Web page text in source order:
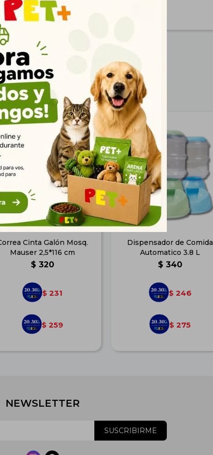
Características
que te pueden interesar
Cinta Galón Mosq.
Mauser 2,5*116 cm
$ 320
$ 231
$ 259
Dispensador de Comida
Automatico 3.8 L
$ 340
$ 246
$ 275
NEWSLETTER
SUSCRIBIRME